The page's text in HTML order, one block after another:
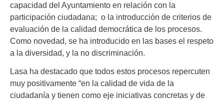
capacidad del Ayuntamiento en relación con la
participación ciudadana; o la introducción de criterios de
evaluación de la calidad democrática de los procesos.
Como novedad, se ha introducido en las bases el respeto
a la diversidad, y la no discriminación.
Lasa ha destacado que todos estos procesos repercuten
muy positivamente “en la calidad de vida de la
ciudadanía y tienen como eje iniciativas concretas y de